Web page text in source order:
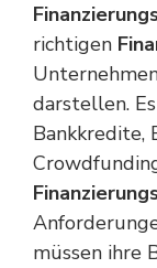
richtigen
darstellen.
Bankkredite,
müssen ihre